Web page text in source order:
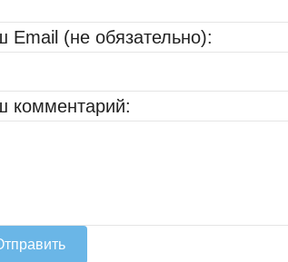
Email (не обязательно):
комментарий: